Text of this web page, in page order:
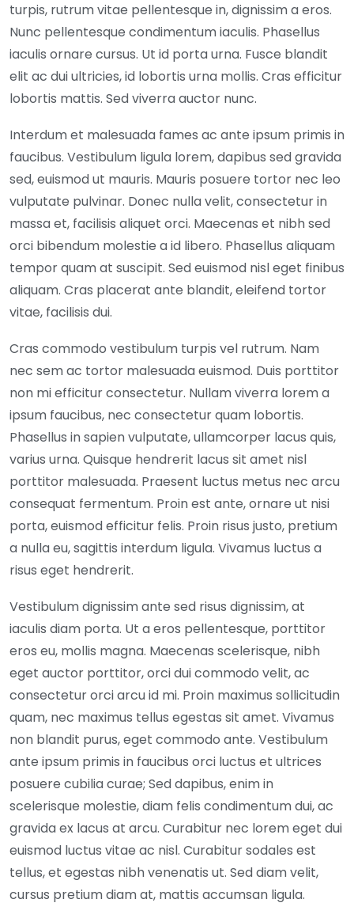
turpis, rutrum vitae pellentesque in, dignissim a eros.
Nunc pellentesque condimentum iaculis. Phasellus
iaculis ornare cursus. Ut id porta urna. Fusce blandit
elit ac dui ultricies, id lobortis urna mollis. Cras efficitur
lobortis mattis. Sed viverra auctor nunc.
Interdum et malesuada fames ac ante ipsum primis in
faucibus. Vestibulum ligula lorem, dapibus sed gravida
sed, euismod ut mauris. Mauris posuere tortor nec leo
vulputate pulvinar. Donec nulla velit, consectetur in
massa et, facilisis aliquet orci. Maecenas et nibh sed
orci bibendum molestie a id libero. Phasellus aliquam
tempor quam at suscipit. Sed euismod nisl eget finibus
aliquam. Cras placerat ante blandit, eleifend tortor
vitae, facilisis dui.
Cras commodo vestibulum turpis vel rutrum. Nam
nec sem ac tortor malesuada euismod. Duis porttitor
non mi efficitur consectetur. Nullam viverra lorem a
ipsum faucibus, nec consectetur quam lobortis.
Phasellus in sapien vulputate, ullamcorper lacus quis,
varius urna. Quisque hendrerit lacus sit amet nisl
porttitor malesuada. Praesent luctus metus nec arcu
consequat fermentum. Proin est ante, ornare ut nisi
porta, euismod efficitur felis. Proin risus justo, pretium
a nulla eu, sagittis interdum ligula. Vivamus luctus a
risus eget hendrerit.
Vestibulum dignissim ante sed risus dignissim, at
iaculis diam porta. Ut a eros pellentesque, porttitor
eros eu, mollis magna. Maecenas scelerisque, nibh
eget auctor porttitor, orci dui commodo velit, ac
consectetur orci arcu id mi. Proin maximus sollicitudin
quam, nec maximus tellus egestas sit amet. Vivamus
non blandit purus, eget commodo ante. Vestibulum
ante ipsum primis in faucibus orci luctus et ultrices
posuere cubilia curae; Sed dapibus, enim in
scelerisque molestie, diam felis condimentum dui, ac
gravida ex lacus at arcu. Curabitur nec lorem eget dui
euismod luctus vitae ac nisl. Curabitur sodales est
tellus, et egestas nibh venenatis ut. Sed diam velit,
cursus pretium diam at, mattis accumsan ligula.